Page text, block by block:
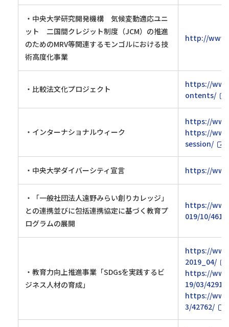
・中央大学研究開発機構 気候変動適応ユニ
ット 二国間クレジット制度（JCM）の推進
のためのMRV等関連するモンゴルにおける技
術高度化事業
http://
・比較法文化プロジェクト
https://
ontents/
・インターナショナルウィーク
https://
https://
session/
・中央大学ダイバーシティ宣言 https://
・「一般社団法人遠野みらい創りカレッジ」
との連携並びに包括連携協定に基づく教育プ
ログラムの展開
https://
019/10/
・教育力向上推進事業「SDGsを実践するビ
ジネス人材の育成」
https://
2019_04/
https://
19/03/42911/
https://
3/42762/